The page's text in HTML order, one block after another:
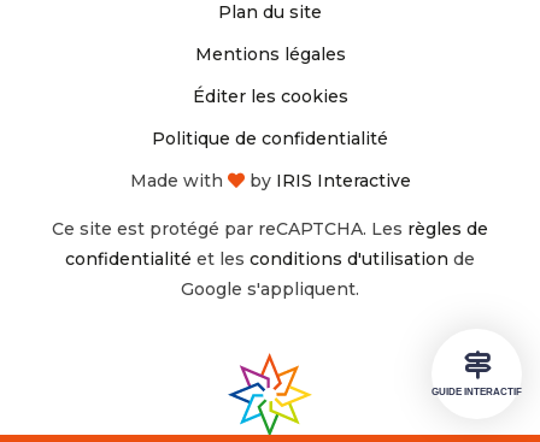
GUIDE INTERACTIF
Instagram
Facebook
Plan du site
Mentions légales
Éditer les cookies
Politique de confidentialité
Made with
by IRIS Interactive
Ce site est protégé par reCAPTCHA. Les règles de
confidentialité et les conditions d'utilisation de
Google s'appliquent.